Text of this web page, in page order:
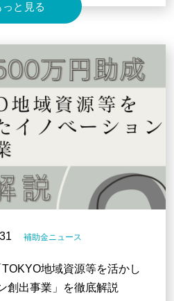
っと見る
補助金ニュース
地域資源等を活かし
創出事業」を徹底解説